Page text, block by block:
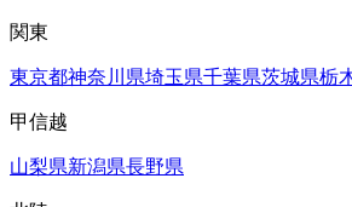
関東
東京都神奈川県埼玉県千葉県茨城県栃
甲信越
山梨県新潟県長野県